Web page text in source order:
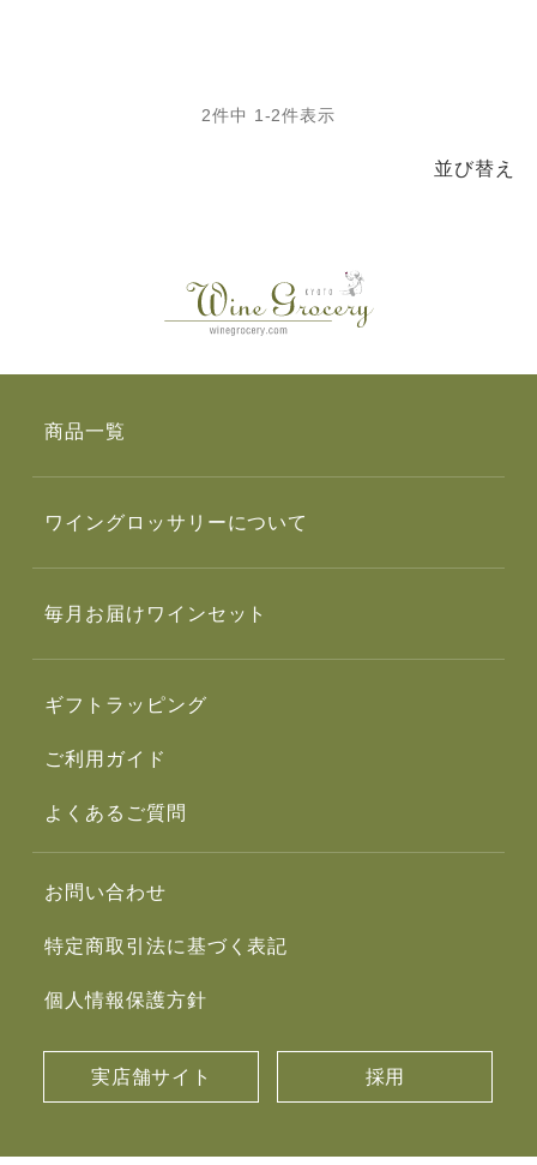
並び替え
2件中 1 -2件表示
商品一覧
ワイングロッサリーについて
毎月お届けワインセット
ギフトラッピング
ご利用ガイド
よくあるご質問
お問い合わせ
特定商取引法に基づく表記
個人情報保護方針
実店舗サイト 採用